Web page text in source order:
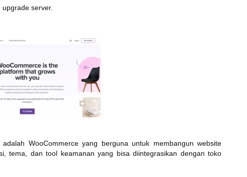
server.
WooCommerce yang berguna untuk membangun website
tema, dan tool keamanan yang bisa diintegrasikan dengan toko